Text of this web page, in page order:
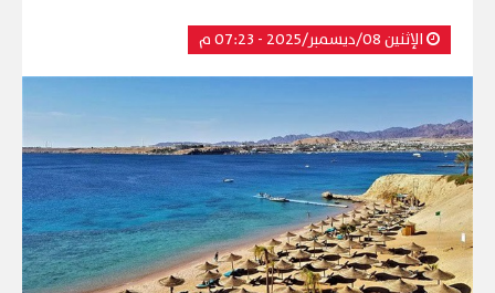
الإثنين 08/ديسمبر/2025 - 07:23 م